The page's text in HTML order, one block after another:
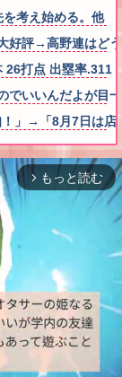
考え始める。他
好評→高野連はど
打点 出塁率.311
でいいんだよが
」→「8月7日は店
arrow_forward_ios もっと読む